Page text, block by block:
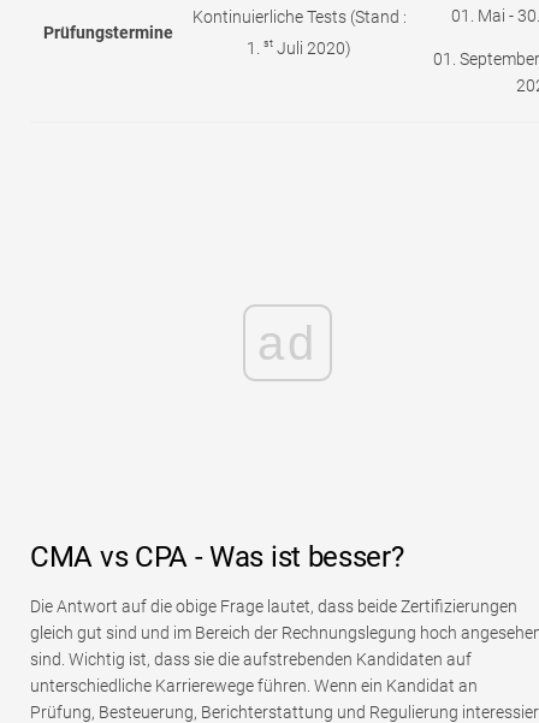
Prüfungstermine
Kontinuierliche Tests (Stand :
1.
st Juli 2020)
01. Mai -
01.
ad
CMA vs CPA - Was ist besser?
Die Antwort auf die obige Frage lautet, dass beide Zertifizierungen
gleich gut sind und im Bereich der Rechnungslegung hoch
sind. Wichtig ist, dass sie die aufstrebenden Kandidaten auf
unterschiedliche Karrierewege führen. Wenn ein Kandidat an
Prüfung, Besteuerung, Berichterstattung und Regulierung